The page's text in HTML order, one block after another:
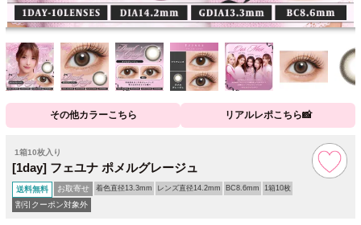
その他カラーこちら リアルレポこちら📸
1箱10枚入り
[1day] フェユナ ポメルグレージュ
送料無料 お取寄せ 着色直径13.3mm レンズ直径14.2mm BC8.6mm 1箱10枚
割引クーポン対象外